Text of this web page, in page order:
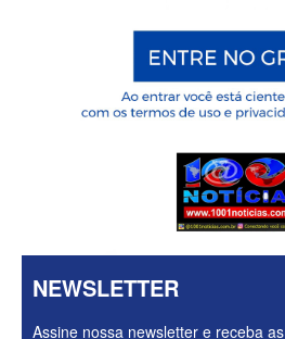
NEWSLETTER
Assine nossa newsletter e receba